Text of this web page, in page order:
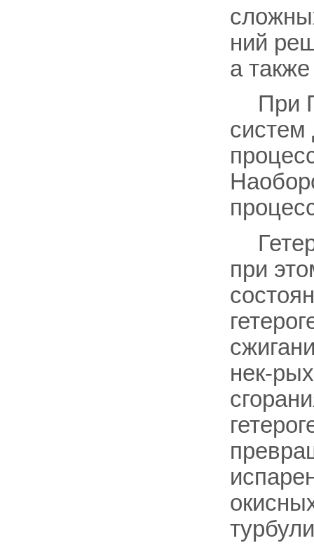
ний
а
При
систем
при
нек-